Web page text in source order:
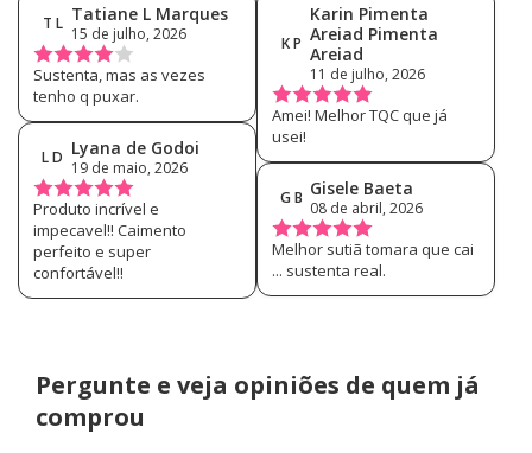
T L Tatiane L Marques
15 de julho, 2026
Sustenta, mas as vezes
tenho q puxar.
L D Lyana de Godoi
19 de maio, 2026
Produto incrível e
impecavel!! Caimento
perfeito e super
confortável!!
K P
Karin Pimenta
Areiad Pimenta
Areiad
11 de julho, 2026
Amei! Melhor TQC que já
usei!
G B Gisele Baeta
08 de abril, 2026
Melhor sutiã tomara que cai
... sustenta real.
Pergunte e veja opiniões de quem já
comprou